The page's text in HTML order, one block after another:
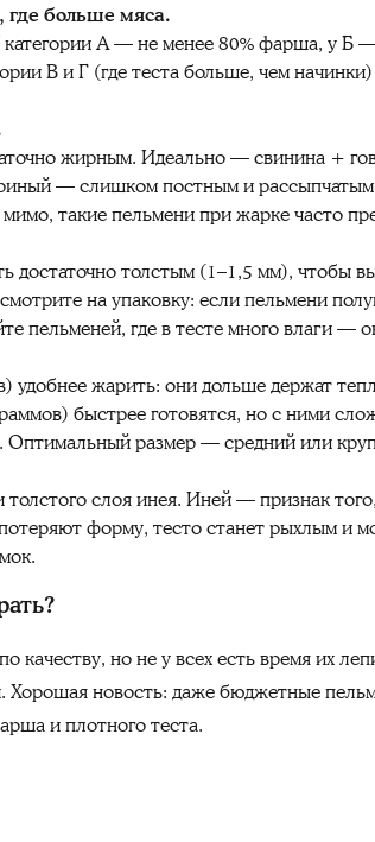
больше мяса.
А — не менее 80% фарша, у Б
В и Г (где теста больше, чем
жирным. Идеально — свинина +
— слишком постным и
такие пельмени при жарке часто
достаточно толстым (1–1,5 мм), чтобы
на упаковку: если пельмени
пельменей, где в тесте много влаги —
жарить: они дольше держат
быстрее готовятся, но с ними
Оптимальный размер — средний или
слоя инея. Иней — признак
форму, тесто станет рыхлым и
но не у всех есть время их
новость: даже бюджетные
и плотного теста.